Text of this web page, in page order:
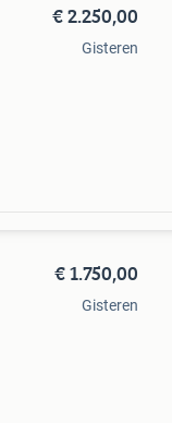
€ 2.250,00
Gisteren
€ 1.750,00
Gisteren